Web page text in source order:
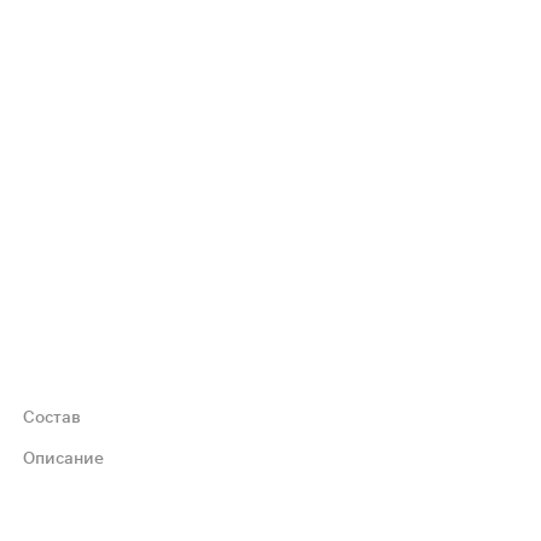
Состав
Описание